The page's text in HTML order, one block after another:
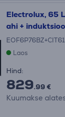
Electrolux, 65
ahi +
Laos
Hind:
829.99 €
Kuumakse